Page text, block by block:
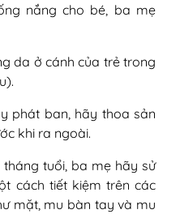
nắng cho bé, ba mẹ
da ở cánh của trẻ trong
phát ban, hãy thoa sản
khi ra ngoài.
tuổi, ba mẹ hãy sử
cách tiết kiệm trên các
mặt, mu bàn tay và mu